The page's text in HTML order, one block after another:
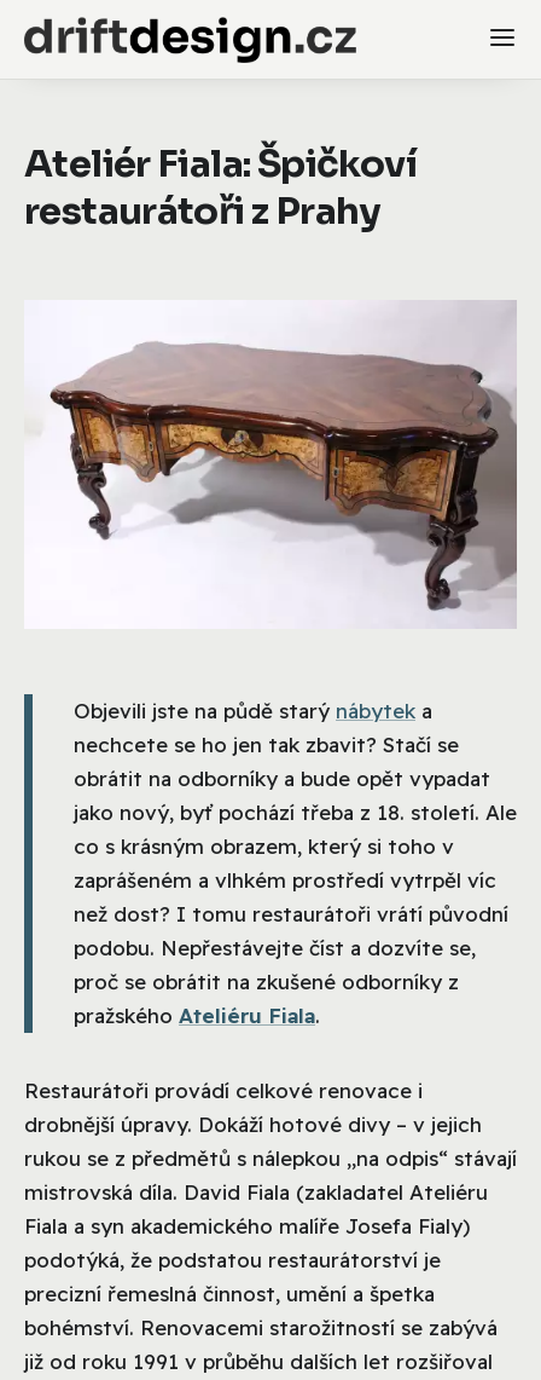
Ateliér Fiala: Špičkoví
restaurátoři z Prahy
Objevili jste na půdě starý nábytek a
nechcete se ho jen tak zbavit? Stačí se
obrátit na odborníky a bude opět vypadat
jako nový, byť pochází třeba z 18. století. Ale
co s krásným obrazem, který si toho v
zaprášeném a vlhkém prostředí vytrpěl víc
než dost? I tomu restaurátoři vrátí původní
podobu. Nepřestávejte číst a dozvíte se,
proč se obrátit na zkušené odborníky z
pražského Ateliéru Fiala.
Restaurátoři provádí celkové renovace i
drobnější úpravy. Dokáží hotové divy – v jejich
rukou se z předmětů s nálepkou „na odpis“ stávají
mistrovská díla. David Fiala (zakladatel Ateliéru
Fiala a syn akademického malíře Josefa Fialy)
podotýká, že podstatou restaurátorství je
precizní řemeslná činnost, umění a špetka
bohémství. Renovacemi starožitností se zabývá
již od roku 1991 v průběhu dalších let rozšiřoval